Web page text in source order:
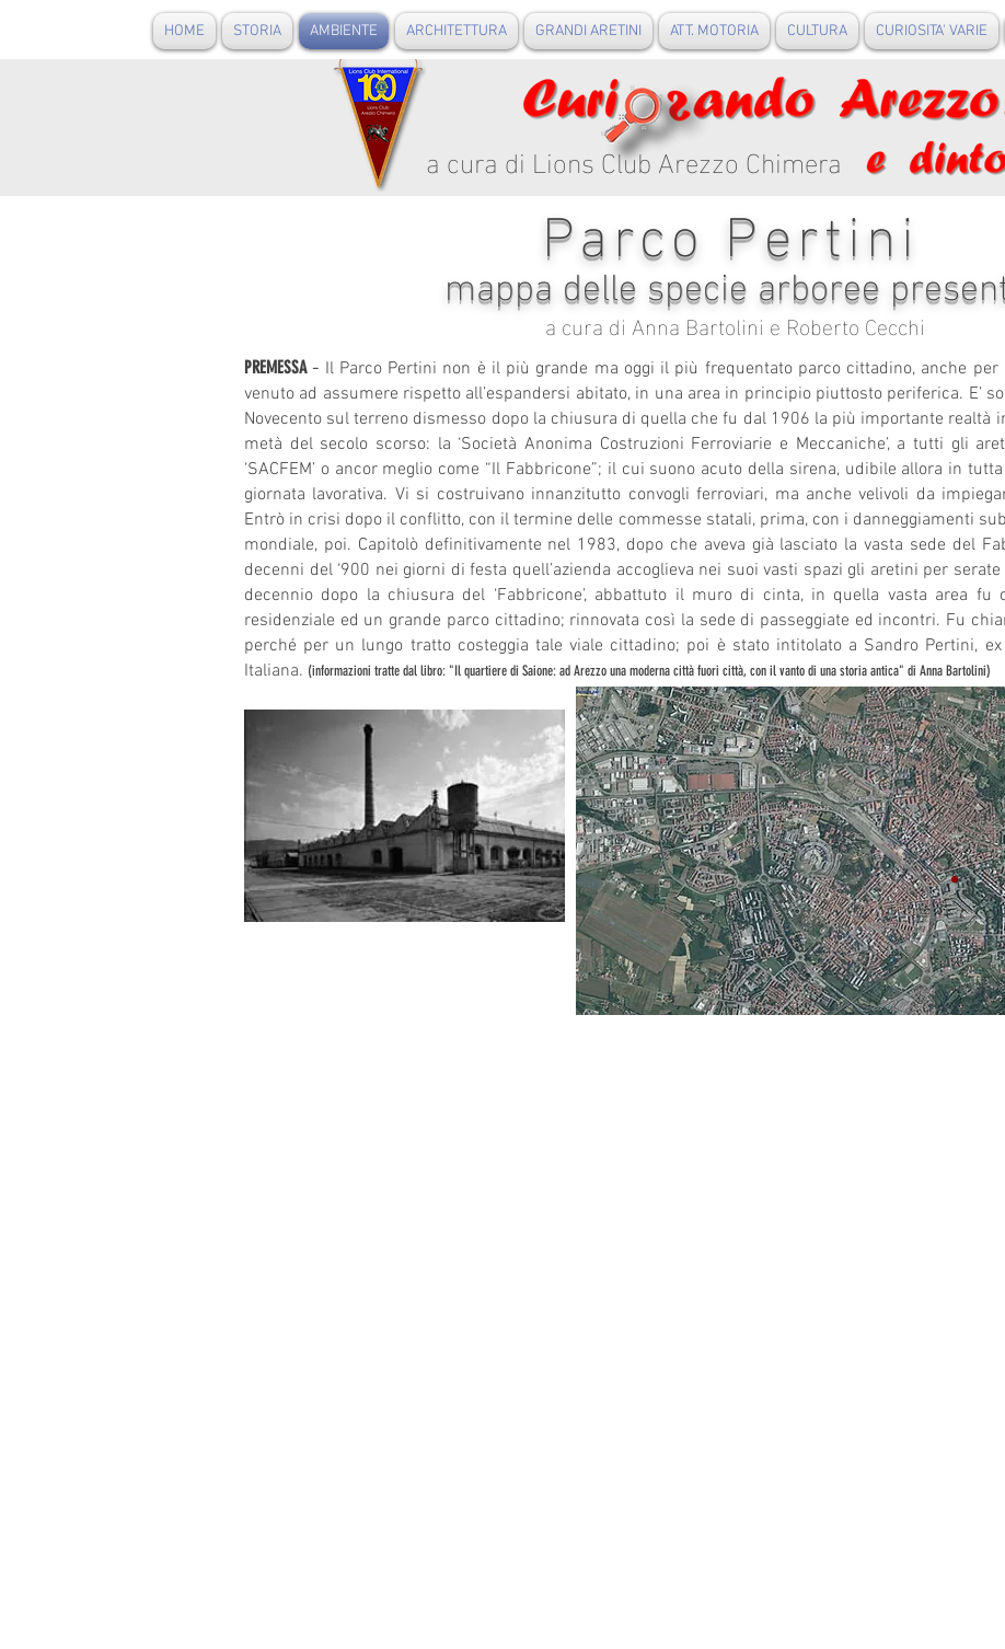
HOME STORIA AMBIENTE ARCHITETTURA GRANDI ARETINI ATT. MOTORIA CULTURA CURIOSITA' VARIE
a cura di Lions Club Arezzo Chimera
Parco Pertini
mappa delle specie arboree
a cura di Anna Bartolini e Roberto Cecchi
PREMESSA- Il Parco Pertini non è il più grande ma oggi il più frequentato parco cittadino, anche
venuto ad assumere rispetto all’espandersi abitato, in una area in principio piuttosto periferica. E’
Novecento sul terreno dismesso dopo la chiusura di quella che fu dal 1906 la più importante realtà
metà del secolo scorso: la ‘Società Anonima Costruzioni Ferroviarie e Meccaniche’, a tutti gli
‘SACFEM’ o ancor meglio come “Il Fabbricone”; il cui suono acuto della sirena, udibile allora in
giornata lavorativa. Vi si costruivano innanzitutto convogli ferroviari, ma anche velivoli da
Entrò in crisi dopo il conflitto, con il termine delle commesse statali, prima, con i danneggiamenti
mondiale, poi. Capitolò definitivamente nel 1983, dopo che aveva già lasciato la vasta sede del
decenni del ‘900 nei giorni di festa quell’azienda accoglieva nei suoi vasti spazi gli aretini per
decennio dopo la chiusura del ‘Fabbricone’, abbattuto il muro di cinta, in quella vasta area fu
residenziale ed un grande parco cittadino; rinnovata così la sede di passeggiate ed incontri. Fu
perché per un lungo tratto costeggia tale viale cittadino; poi è stato intitolato a Sandro Pertini,
Italiana. (informazioni tratte dal libro: "Il quartiere di Saione: ad Arezzo una moderna città fuori città, con il vanto di una storia antica" di Anna Bartolini)